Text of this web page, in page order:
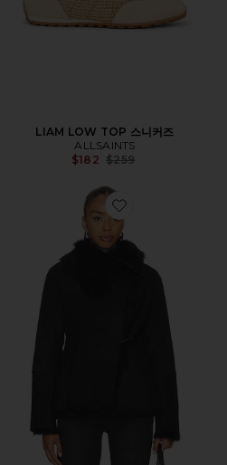
LIAM LOW TOP 스니커즈
ALLSAINTS
$182 Previous price:
$259
Favorite WILTON 자켓